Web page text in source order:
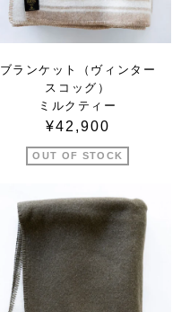
ブランケット（ヴィンター
スコッグ）
ミルクティー
¥42,900
OUT OF STOCK